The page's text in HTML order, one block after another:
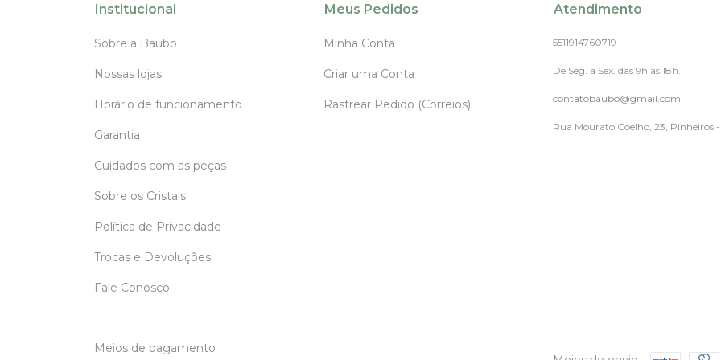
Institucional
Sobre a Baubo
Nossas lojas
Horário de funcionamento
Garantia
Cuidados com as peças
Sobre os Cristais
Política de Privacidade
Trocas e Devoluções
Fale Conosco
Meus Pedidos
Minha Conta
Criar uma Conta
Rastrear Pedido (Correios)
Atendimento
5511914760719
De Seg. à Sex. das 9h às 18h.
contatobaubo@gmail.com
Rua Mourato Coelho, 23, Pinheiros
Meios de pagamento